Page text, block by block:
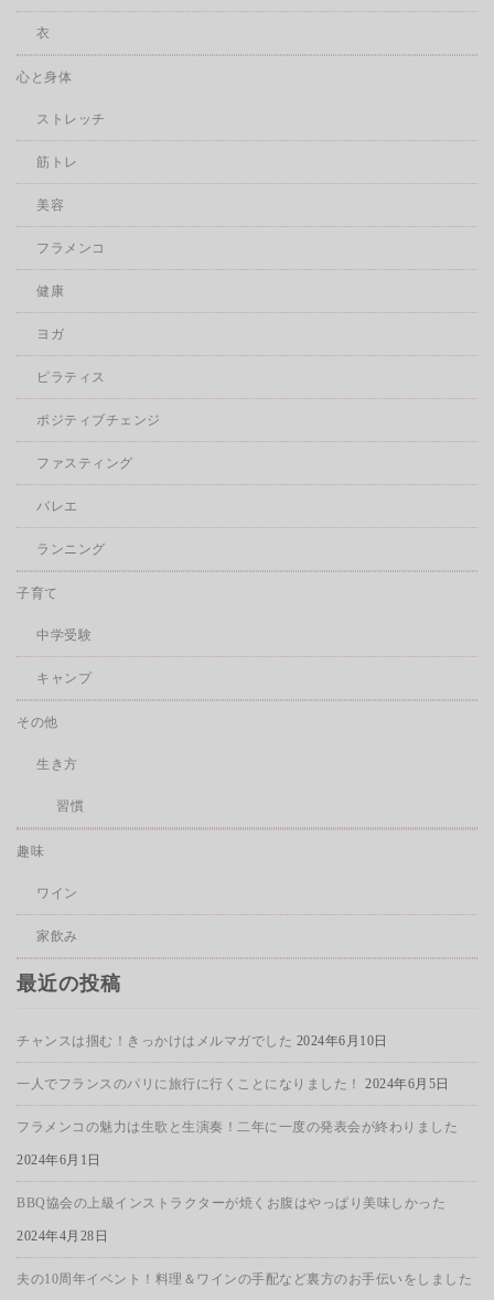
衣
心と身体
ストレッチ
筋トレ
美容
フラメンコ
健康
ヨガ
ピラティス
ポジティブチェンジ
ファスティング
バレエ
ランニング
子育て
中学受験
キャンプ
その他
生き方
習慣
趣味
ワイン
家飲み
最近の投稿
チャンスは掴む！きっかけはメルマガでした 2024年6月10日
一人でフランスのパリに旅行に行くことになりました！ 2024年6月5日
フラメンコの魅力は生歌と生演奏！二年に一度の発表会が終わりました
2024年6月1日
BBQ協会の上級インストラクターが焼くお腹はやっぱり美味しかった
2024年4月28日
夫の10周年イベント！料理＆ワインの手配など裏方のお手伝いをしました